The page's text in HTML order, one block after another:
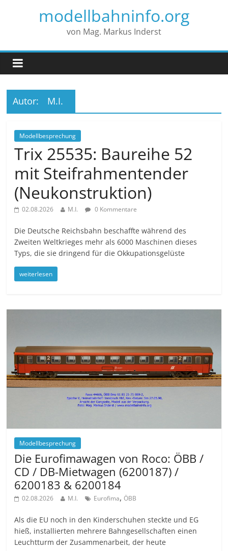
modellbahninfo.org
von Mag. Markus Inderst
Autor: M.I.
Modellbesprechung
Trix 25535: Baureihe 52
mit Steifrahmentender
(Neukonstruktion)
02.08.2026 M.I. 0 Kommentare
Die Deutsche Reichsbahn beschaffte während des
Zweiten Weltkrieges mehr als 6000 Maschinen dieses
Typs, die sie dringend für die Okkupationsgelüste
weiterlesen
Modellbesprechung
Die Eurofimawagen von Roco: ÖBB /
CD / DB-Mietwagen (6200187) /
6200183 & 6200184
02.08.2026 M.I. Eurofima,ÖBB
Als die EU noch in den Kinderschuhen steckte und EG
hieß, installierten mehrere Bahngesellschaften einen
Leuchtturm der Zusammenarbeit, der heute